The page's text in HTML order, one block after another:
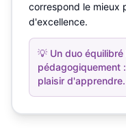
correspond le mieux
d'excellence.
💡 Un duo
pédagogiquement
plaisir d'apprendre.